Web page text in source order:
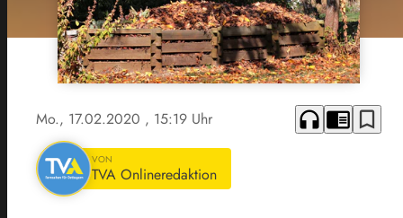
Mo., 17.02.2020 , 15:19 Uhr headphones chrome_reader_mode bookmark_border
VON
TVA Onlineredaktion